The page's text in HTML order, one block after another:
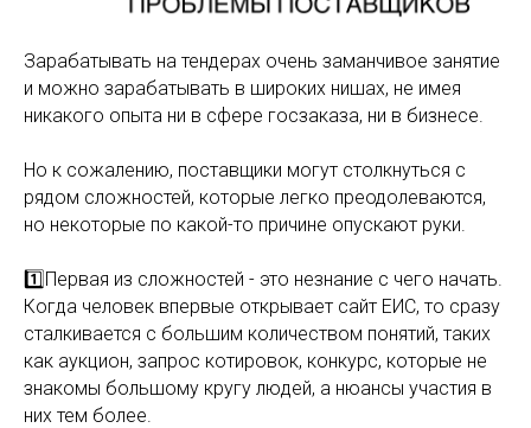
Зарабатывать на тендерах очень заманчивое занятие
и можно зарабатывать в широких нишах, не имея
никакого опыта ни в сфере госзаказа, ни в бизнесе.
Но к сожалению, поставщики могут столкнуться с
рядом сложностей, которые легко преодолеваются,
но некоторые по какой-то причине опускают руки.
1️⃣Первая из сложностей - это незнание с чего начать.
Когда человек впервые открывает сайт ЕИС, то сразу
сталкивается с большим количеством понятий, таких
как аукцион, запрос котировок, конкурс, которые не
знакомы большому кругу людей, а нюансы участия в
них тем более.